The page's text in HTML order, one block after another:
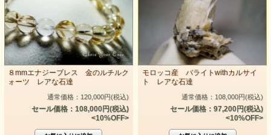
８mmエナジーブレス 金のルチルク
ォーツ レアな石達
通常価格：120,000円(税込)
セール価格：108,000円(税込)
<10%OFF>
モロッコ産 バライトwithカルサイ
ト レアな石達
通常価格：108,000円(税込)
セール価格：97,200円(税込)
<10%OFF>